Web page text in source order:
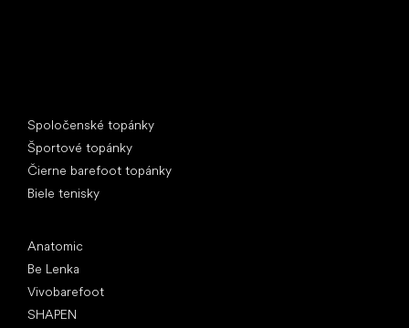
Spoločenské topánky
Športové topánky
Čierne barefoot topánky
Biele tenisky
Anatomic
Be Lenka
Vivobarefoot
SHAPEN